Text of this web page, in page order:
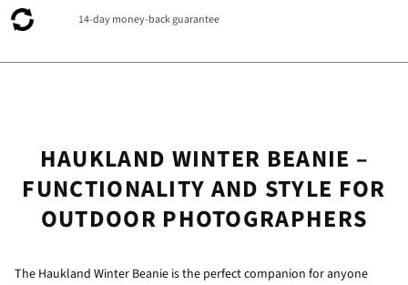
14-day money-back guarantee
HAUKLAND WINTER BEANIE –
FUNCTIONALITY AND STYLE FOR
OUTDOOR PHOTOGRAPHERS
The Haukland Winter Beanie is the perfect companion for anyone